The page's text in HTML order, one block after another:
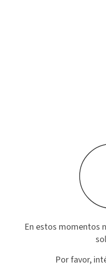
En estos momentos
Por favor,